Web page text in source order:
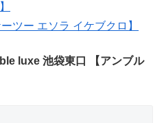
ツー エソラ イケブクロ】
luxe 池袋東口 【アンブル